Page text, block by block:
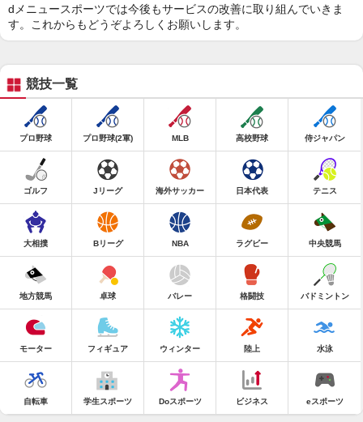
dメニュースポーツでは今後もサービスの改善に取り組んでいきま
す。これからもどうぞよろしくお願いします。
競技一覧
プロ野球 プロ野球(2軍) MLB 高校野球 侍ジャパン
ゴルフ Jリーグ 海外サッカー 日本代表 テニス
大相撲 Bリーグ NBA ラグビー 中央競馬
地方競馬 卓球 バレー 格闘技 バドミントン
モーター フィギュア ウィンター 陸上 水泳
自転車 学生スポーツ Doスポーツ ビジネス eスポーツ